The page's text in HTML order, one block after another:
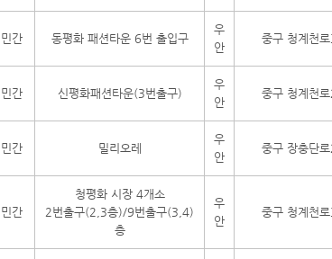
민간 동평화 패션타운 6번 출입구
우
안
중구 청계천
민간 신평화패션타운(3번출구)
우
안
중구 청계천
민간 밀리오레
우
안
중구 장충단
민간
청평화 시장 4개소
2번출구(2,3층)/9번출구(3,4)
층
우
안
중구 청계천